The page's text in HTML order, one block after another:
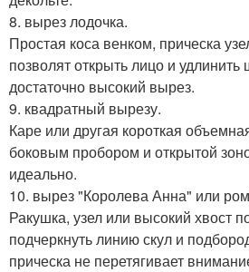
8. вырез лодочка.
Простая коса венком, прическа
позволят открыть лицо и удлинить
достаточно высокий вырез.
9. квадратный вырезу.
Каре или другая короткая
боковым пробором и открытой
идеально.
10. вырез "Королева Анна" или
Ракушка, узел или высокий хвост
подчеркнуть линию скул и
прическа не перетягивает